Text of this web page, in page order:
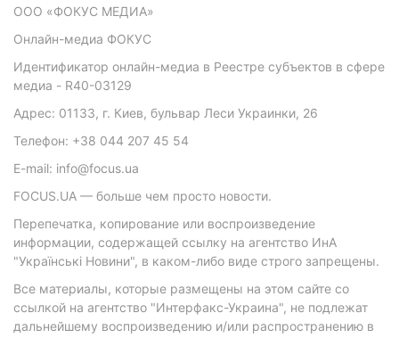
ООО «ФОКУС МЕДИА»
Онлайн-медиа ФОКУС
Идентификатор онлайн-медиа в Реестре субъектов в сфере
медиа - R40-03129
Адрес: 01133, г. Киев, бульвар Леси Украинки, 26
Телефон: +38 044 207 45 54
E-mail: info@focus.ua
FOCUS.UA — больше чем просто новости.
Перепечатка, копирование или воспроизведение
информации, содержащей ссылку на агентство ИнА
"Українські Новини", в каком-либо виде строго запрещены.
Все материалы, которые размещены на этом сайте со
ссылкой на агентство "Интерфакс-Украина", не подлежат
дальнейшему воспроизведению и/или распространению в